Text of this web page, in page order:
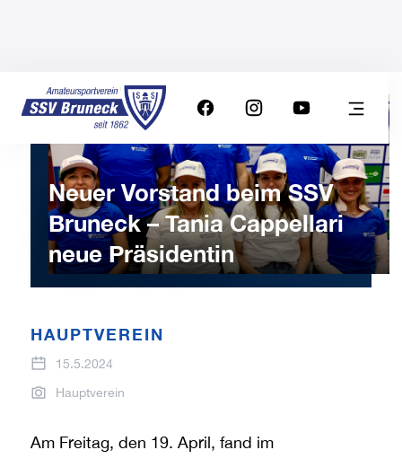
Neuer Vorstand beim SSV
Bruneck – Tania Cappellari
neue Präsidentin
HAUPTVEREIN
15.5.2024
Hauptverein
Am Freitag, den 19. April, fand im